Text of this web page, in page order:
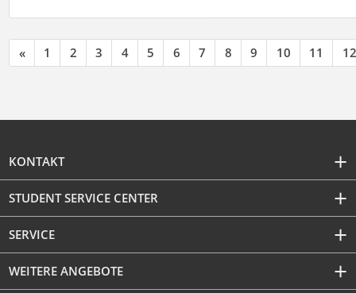
« 1 2 3 4 5 6 7 8 9 10 11 12
KONTAKT
STUDENT SERVICE CENTER
SERVICE
WEITERE ANGEBOTE